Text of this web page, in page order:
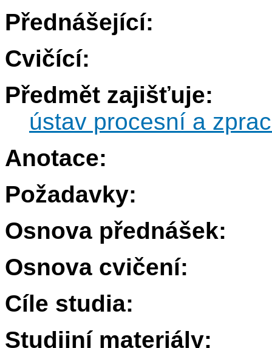
Přednášející:
Cvičící:
Předmět zajišťuje:
ústav procesní a
Anotace:
Požadavky:
Osnova přednášek:
Osnova cvičení:
Cíle studia:
Studijní materiály: